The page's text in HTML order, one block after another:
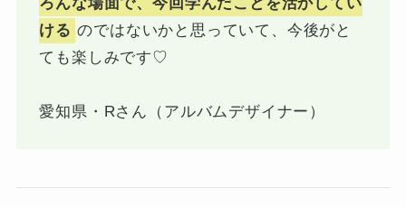
ろんな場面で、今回学んだことを活かしてい
ける のではないかと思っていて、今後がと
ても楽しみです♡
愛知県・Rさん（アルバムデザイナー）